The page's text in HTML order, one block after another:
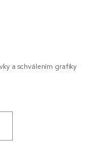
a schválením grafiky